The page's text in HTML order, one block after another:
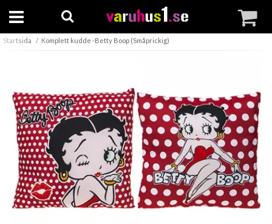
Startsida Komplett kudde -Betty Boop (Småprickig)